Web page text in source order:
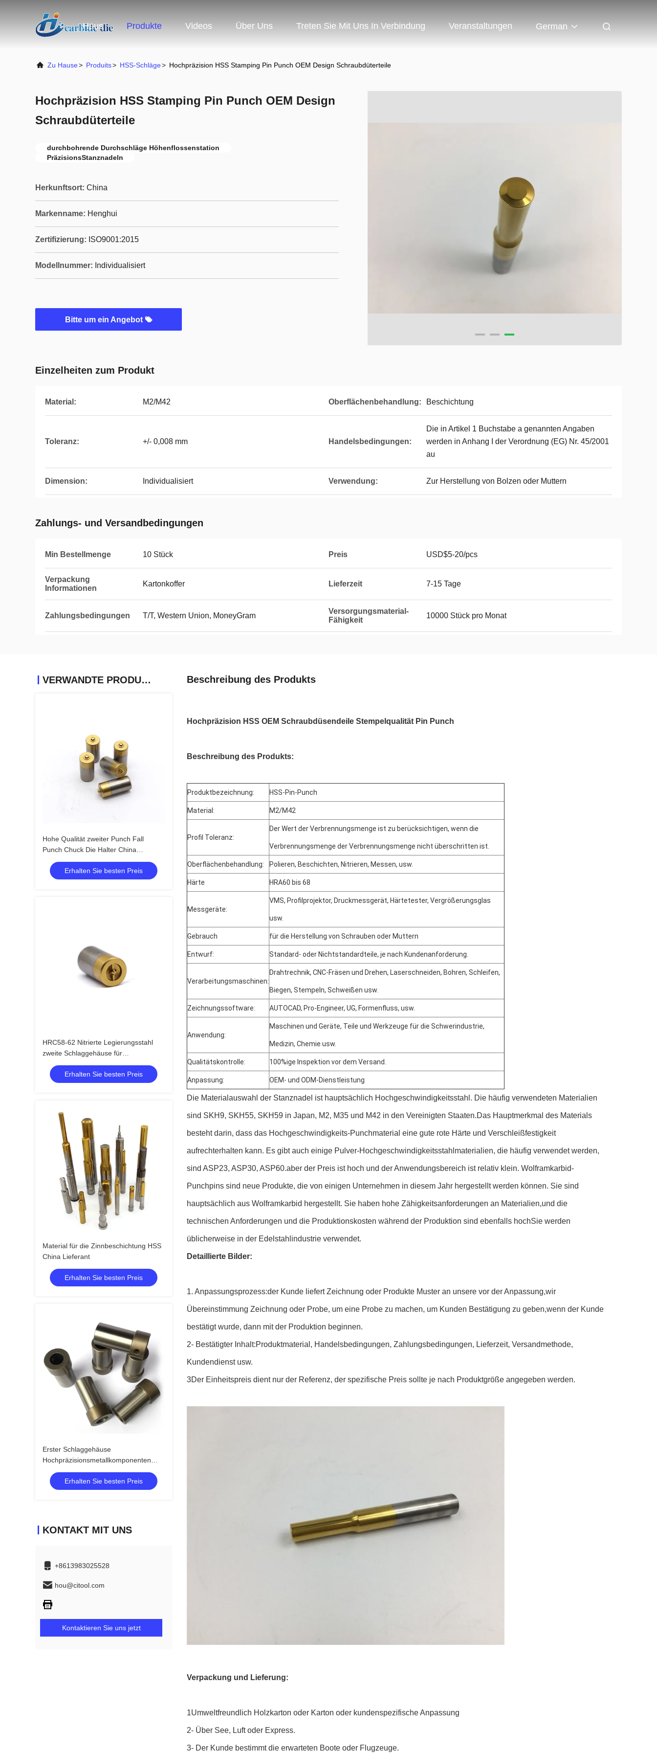
Haus Produkte Videos Über Uns Treten Sie Mit Uns In Verbindung Veranstaltungen German
Zu Hause> Produits> HSS-Schläge> Hochpräzision HSS Stamping Pin Punch OEM Design Schraubdüterteile
Hochpräzision HSS Stamping Pin Punch OEM Design
Schraubdüterteile
durchbohrende Durchschläge Höhenflossenstation
PräzisionsStanznadeln
Herkunftsort: China
Markenname: Henghui
Zertifizierung: ISO9001:2015
Modellnummer: Individualisiert
Bitte um ein Angebot
Einzelheiten zum Produkt
Material: M2/M42 Oberflächenbehandlung: Beschichtung
Toleranz: +/- 0,008 mm Handelsbedingungen:
Die in Artikel 1 Buchstabe a genannten Angaben
werden in Anhang I der Verordnung (EG) Nr. 45/2001
au
Dimension: Individualisiert Verwendung: Zur Herstellung von Bolzen oder Muttern
Zahlungs- und Versandbedingungen
Min Bestellmenge 10 Stück Preis USD$5-20/pcs
Verpackung
Informationen
Kartonkoffer Lieferzeit 7-15 Tage
Zahlungsbedingungen T/T, Western Union, MoneyGram
Versorgungsmaterial-
Fähigkeit
10000 Stück pro Monat
VERWANDTE PRODUKTE
Hohe Qualität zweiter Punch Fall
Punch Chuck Die Halter China
Lieferant kundenspezifisch
Erhalten Sie besten Preis
HRC58-62 Nitrierte Legierungsstahl
zweite Schlaggehäuse für
Automatikstempel Elektronik
Progressive Die
Erhalten Sie besten Preis
Material für die Zinnbeschichtung HSS
China Lieferant
Erhalten Sie besten Preis
Erster Schlaggehäuse
Hochpräzisionsmetallkomponenten
Einstrichstempelprozess Hohe Effizienz
Produktion nahtlose Kratzerfreie
Formierung Hohe Festigkeit
Erhalten Sie besten Preis
KONTAKT MIT UNS
+8613983025528
hou@citool.com
Kontaktieren Sie uns jetzt
Beschreibung des Produkts
Hochpräzision HSS OEM Schraubdüsendeile Stempelqualität Pin Punch
Beschreibung des Produkts:
Produktbezeichnung: HSS-Pin-Punch
Material: M2/M42
Profil Toleranz:
Der Wert der Verbrennungsmenge ist zu berücksichtigen, wenn die
Verbrennungsmenge der Verbrennungsmenge nicht überschritten ist.
Oberflächenbehandlung: Polieren, Beschichten, Nitrieren, Messen, usw.
Härte HRA60 bis 68
Messgeräte:
VMS, Profilprojektor, Druckmessgerät, Härtetester, Vergrößerungsglas
usw.
Gebrauch für die Herstellung von Schrauben oder Muttern
Entwurf: Standard- oder Nichtstandardteile, je nach Kundenanforderung.
Verarbeitungsmaschinen:
Drahtrechnik, CNC-Fräsen und Drehen, Laserschneiden, Bohren, Schleifen,
Biegen, Stempeln, Schweißen usw.
Zeichnungssoftware: AUTOCAD, Pro-Engineer, UG, Formenfluss, usw.
Anwendung:
Maschinen und Geräte, Teile und Werkzeuge für die Schwerindustrie,
Medizin, Chemie usw.
Qualitätskontrolle: 100%ige Inspektion vor dem Versand.
Anpassung: OEM- und ODM-Dienstleistung
Die Materialauswahl der Stanznadel ist hauptsächlich Hochgeschwindigkeitsstahl. Die häufig verwendeten Materialien
sind SKH9, SKH55, SKH59 in Japan, M2, M35 und M42 in den Vereinigten Staaten.Das Hauptmerkmal des Materials
besteht darin, dass das Hochgeschwindigkeits-Punchmaterial eine gute rote Härte und Verschleißfestigkeit
aufrechterhalten kann. Es gibt auch einige Pulver-Hochgeschwindigkeitsstahlmaterialien, die häufig verwendet werden,
sind ASP23, ASP30, ASP60.aber der Preis ist hoch und der Anwendungsbereich ist relativ klein. Wolframkarbid-
Punchpins sind neue Produkte, die von einigen Unternehmen in diesem Jahr hergestellt werden können. Sie sind
hauptsächlich aus Wolframkarbid hergestellt. Sie haben hohe Zähigkeitsanforderungen an Materialien,und die
technischen Anforderungen und die Produktionskosten während der Produktion sind ebenfalls hochSie werden
üblicherweise in der Edelstahlindustrie verwendet.
Detaillierte Bilder:
1. Anpassungsprozess:der Kunde liefert Zeichnung oder Produkte Muster an unsere vor der Anpassung,wir
Übereinstimmung Zeichnung oder Probe, um eine Probe zu machen, um Kunden Bestätigung zu geben,wenn der Kunde
bestätigt wurde, dann mit der Produktion beginnen.
2- Bestätigter Inhalt:Produktmaterial, Handelsbedingungen, Zahlungsbedingungen, Lieferzeit, Versandmethode,
Kundendienst usw.
3Der Einheitspreis dient nur der Referenz, der spezifische Preis sollte je nach Produktgröße angegeben werden.
Verpackung und Lieferung:
1Umweltfreundlich Holzkarton oder Karton oder kundenspezifische Anpassung
2- Über See, Luft oder Express.
3- Der Kunde bestimmt die erwarteten Boote oder Flugzeuge.